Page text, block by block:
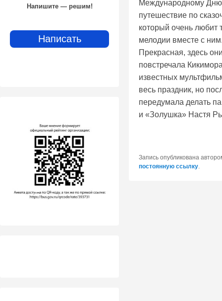
Международному Дню
путешествие по
который очень любит
мелодии вместе с
Прекрасная, здесь
повстречала
известных
весь праздник, но
передумала делать
и «Золушка» Настя
Запись опубликована
постоянную ссылку.
Напишите — решим!
Написать